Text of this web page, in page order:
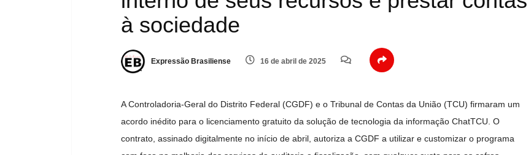
à sociedade
Expressão Brasiliense 16 de abril de 2025
A Controladoria-Geral do Distrito Federal (CGDF) e o Tribunal de Contas da União (TCU) firmaram um
acordo inédito para o licenciamento gratuito da solução de tecnologia da informação ChatTCU. O
contrato, assinado digitalmente no início de abril, autoriza a CGDF a utilizar e customizar o programa